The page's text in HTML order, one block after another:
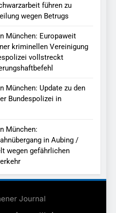
führen zu
wegen Betrugs
München: Europaweit
kriminellen Vereinigung
vollstreckt
München: Update zu den
Bundespolizei in
München:
in Aubing /
wegen gefährlichen
Journal